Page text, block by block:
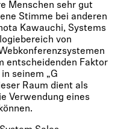
Menschen sehr gut
Stimme bei anderen
Kawauchi, Systems
von
entscheidenden Faktor
seinem „G
Raum dient als
Verwendung eines